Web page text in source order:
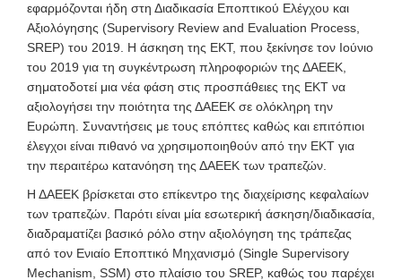
εφαρμόζονται ήδη στη Διαδικασία Εποπτικού Ελέγχου και
Αξιολόγησης (Supervisory Review and Evaluation Process,
SREP) του 2019. Η άσκηση της ΕΚΤ, που ξεκίνησε τον Ιούνιο
του 2019 για τη συγκέντρωση πληροφοριών της ΔΑΕΕΚ,
σηματοδοτεί μια νέα φάση στις προσπάθειες της ΕΚΤ να
αξιολογήσει την ποιότητα της ΔΑΕΕΚ σε ολόκληρη την
Ευρώπη. Συναντήσεις με τους επόπτες καθώς και επιτόπιοι
έλεγχοι είναι πιθανό να χρησιμοποιηθούν από την ΕΚΤ για
την περαιτέρω κατανόηση της ΔΑΕΕΚ των τραπεζών.
Η ΔΑΕΕΚ βρίσκεται στο επίκεντρο της διαχείρισης κεφαλαίων
των τραπεζών. Παρότι είναι μία εσωτερική άσκηση/διαδικασία,
διαδραματίζει βασικό ρόλο στην αξιολόγηση της τράπεζας
από τον Ενιαίο Εποπτικό Μηχανισμό (Single Supervisory
Mechanism, SSM) στο πλαίσιο του SREP, καθώς του παρέχει